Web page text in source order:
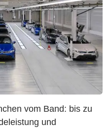
vom Band: bis zu
und